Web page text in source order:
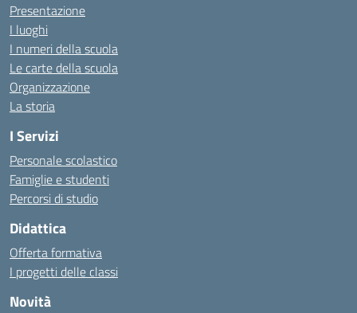
Presentazione
I luoghi
I numeri della scuola
Le carte della scuola
Organizzazione
La storia
I Servizi
Personale scolastico
Famiglie e studenti
Percorsi di studio
Didattica
Offerta formativa
I progetti delle classi
Novità